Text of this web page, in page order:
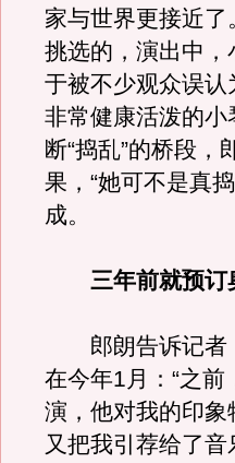
家与世界更接近
挑选的，演出中
于被不少观众误认
非常健康活泼的
断“捣乱”的桥段
果，“她可不是真
成。
三年前就预订
郎朗告诉记者
在今年1月：“之
演，他对我的印
又把我引荐给了